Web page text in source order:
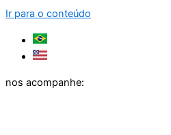
Ir para o conteúdo
nos acompanhe: